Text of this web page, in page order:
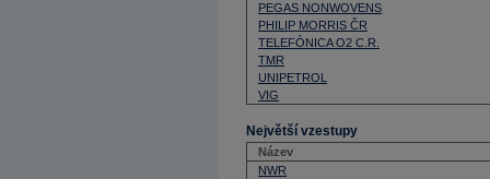
PEGAS NONWOVENS
PHILIP MORRIS ČR
TELEFÓNICA O2 C.R.
TMR
UNIPETROL
VIG
Největší vzestupy
Název
NWR